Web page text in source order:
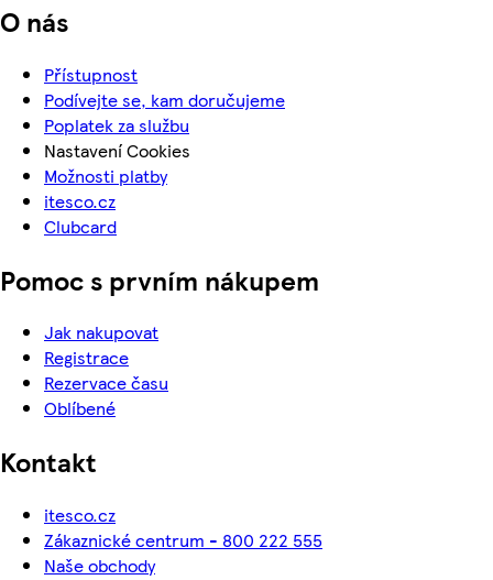
O nás
Přístupnost
Podívejte se, kam doručujeme
Poplatek za službu
Nastavení Cookies
Možnosti platby
itesco.cz
Clubcard
Pomoc s prvním nákupem
Jak nakupovat
Registrace
Rezervace času
Oblíbené
Kontakt
itesco.cz
Zákaznické centrum - 800 222 555
Naše obchody